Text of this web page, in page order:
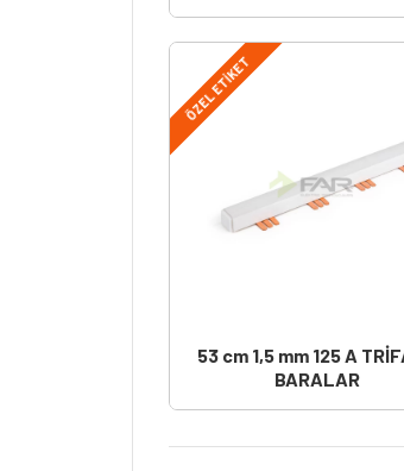
ÖZEL ETIKET
53 cm 1,5 mm 125 A
BARALAR